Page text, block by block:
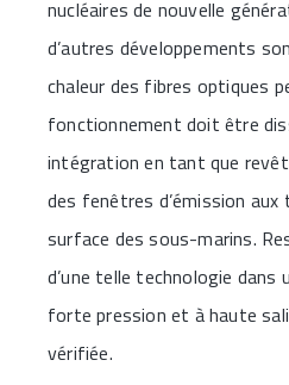
nucléaires de nouvelle
d’autres développements
chaleur des fibres optiques
fonctionnement doit être
intégration en tant que
des fenêtres d’émission
surface des sous-marins.
d’une telle technologie dans
forte pression et à haute
vérifiée.